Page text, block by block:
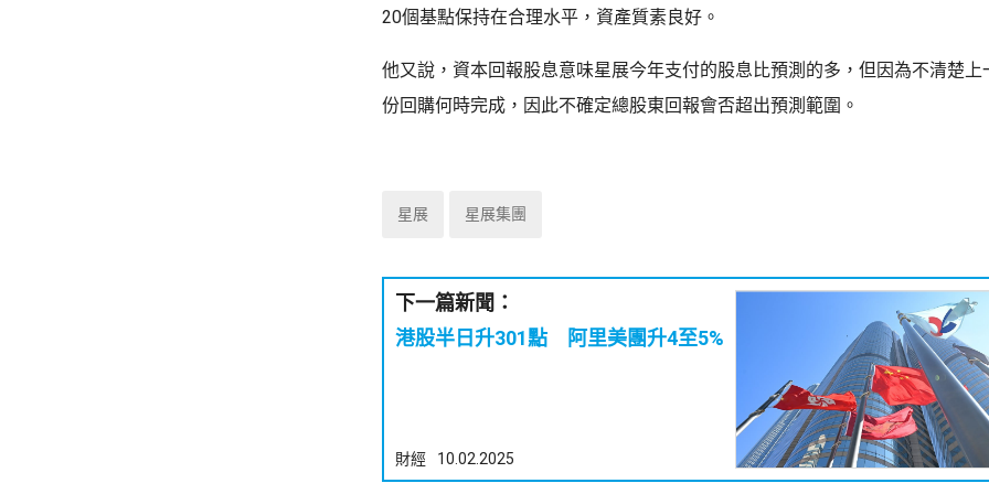
20個基點保持在合理水平，資產質素良好。
他又說，資本回報股息意味星展今年支付的股息比預測的多，但因為不清楚上
份回購何時完成，因此不確定總股東回報會否超出預測範圍。
星展 星展集團
下一篇新聞：
港股半日升301點 阿里美團升4至5%
財經 10.02.2025